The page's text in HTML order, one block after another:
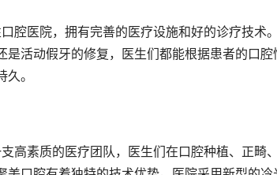
是活动假牙的修复，医生们都能根据患者的口
。